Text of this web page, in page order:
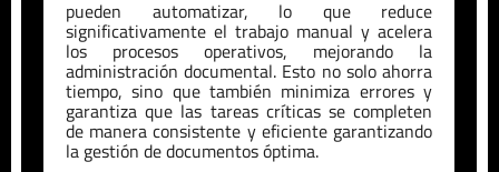
pueden automatizar, lo que reduce
significativamente el trabajo manual y acelera
los procesos operativos, mejorando la
administración documental. Esto no solo ahorra
tiempo, sino que también minimiza errores y
garantiza que las tareas críticas se completen
de manera consistente y eficiente garantizando
la gestión de documentos óptima.